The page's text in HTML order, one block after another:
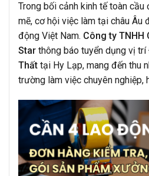
Trong bối cảnh kinh tế toàn cầu
mẽ, cơ hội việc làm tại châu Âu
động Việt Nam. Công ty TNHH
Star thông báo tuyển dụng vị trí
Thất tại Hy Lạp, mang đến thu
trường làm việc chuyên nghiệp,